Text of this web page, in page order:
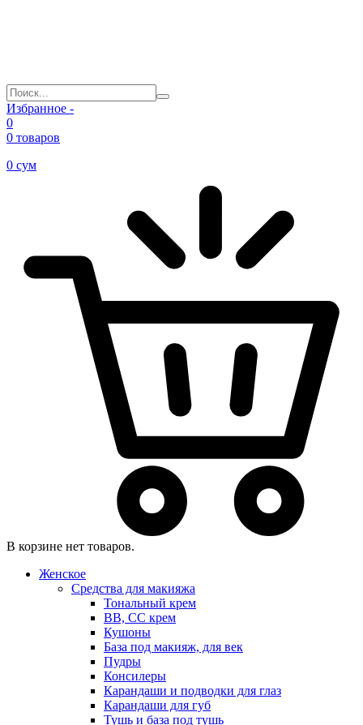
Избранное -
0
0 товаров
0 сум
В корзине нет товаров.
Женское
Средства для макияжа
Тональный крем
BB, CC крем
Кушоны
База под макияж, для век
Пудры
Консилеры
Карандаши и подводки для глаз
Карандаши для губ
Тушь и база под тушь